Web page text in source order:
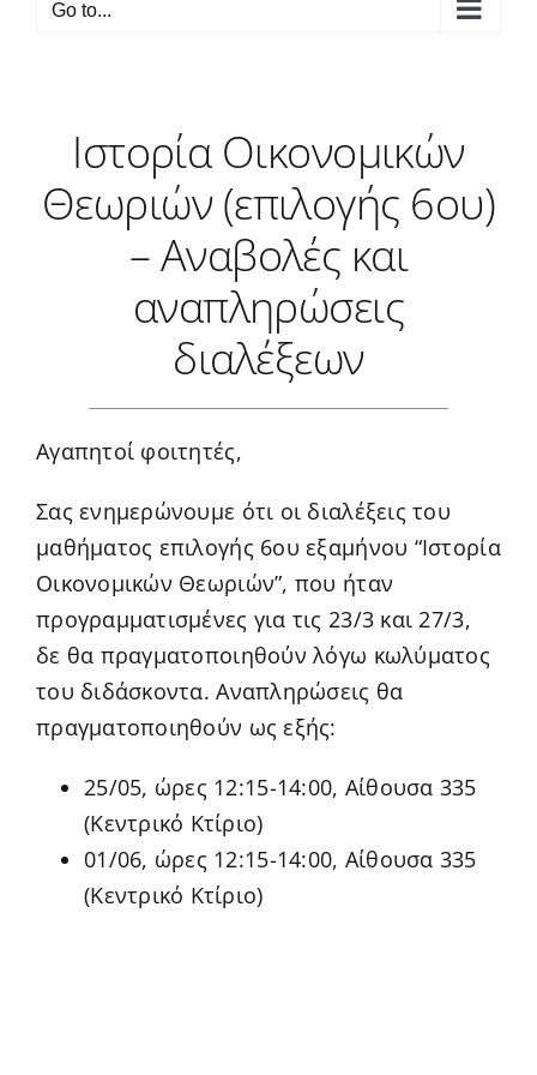
Go to...
Ιστορία Οικονομικών
Θεωριών (επιλογής 6ου)
– Αναβολές και
αναπληρώσεις
διαλέξεων
Αγαπητοί φοιτητές,
Σας ενημερώνουμε ότι οι διαλέξεις του
μαθήματος επιλογής 6ου εξαμήνου “Ιστορία
Οικονομικών Θεωριών”, που ήταν
προγραμματισμένες για τις 23/3 και 27/3,
δε θα πραγματοποιηθούν λόγω κωλύματος
του διδάσκοντα. Αναπληρώσεις θα
πραγματοποιηθούν ως εξής:
25/05, ώρες 12:15-14:00, Αίθουσα 335
(Κεντρικό Κτίριο)
01/06, ώρες 12:15-14:00, Αίθουσα 335
(Κεντρικό Κτίριο)